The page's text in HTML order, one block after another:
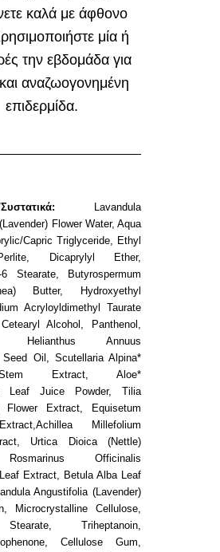
καλά με άφθονο
μία ή
την εβδομάδα για
αναζωογονημένη
επιδερμίδα.
Lavandula
Flower Water, Aqua
Capric Triglyceride, Ethyl
Dicaprylyl Ether,
6 Stearate, Butyrospermum
Butter, Hydroxyethyl
Acryloyldimethyl Taurate
Alcohol, Panthenol,
Helianthus Annuus
Seed Oil, Scutellaria Alpina*
Stem Extract, Aloe*
Leaf Juice Powder, Tilia
Flower Extract, Equisetum
Millefolium
Urtica Dioica (Nettle)
Officinalis
Extract, Betula Alba Leaf
Angustifolia (Lavender)
Microcrystalline Cellulose,
Triheptanoin,
Cellulose Gum,